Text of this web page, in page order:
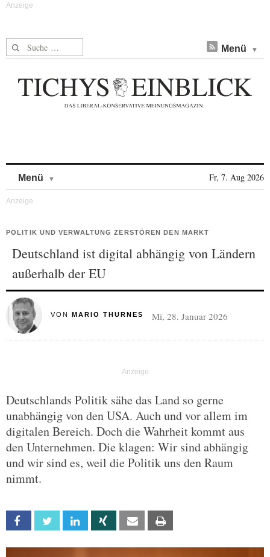
Suche nach: Menü
Menü Fr, 7. Aug 2026
POLITIK UND VERWALTUNG ZERSTÖREN DEN MARKT
Deutschland ist digital abhängig von Ländern
außerhalb der EU
VON MARIO THURNES Mi, 28. Januar 2026
Deutschlands Politik sähe das Land so gerne
unabhängig von den USA. Auch und vor allem im
digitalen Bereich. Doch die Wahrheit kommt aus
den Unternehmen. Die klagen: Wir sind abhängig
und wir sind es, weil die Politik uns den Raum
nimmt.
Facebook Twitter Linkedin Xing Email